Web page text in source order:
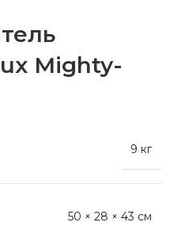
Mighty-
9 кг
50 × 28 × 43 см